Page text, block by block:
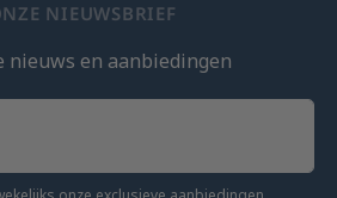
NIEUWSBRIEF
nieuws en aanbiedingen